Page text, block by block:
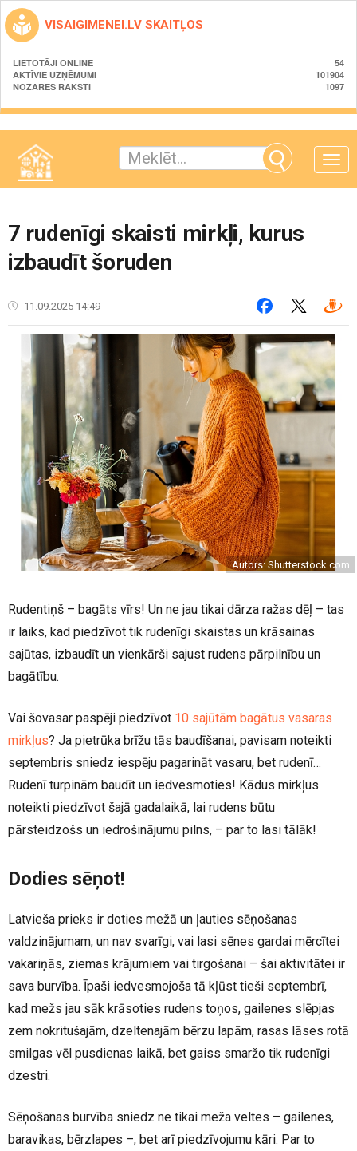
VISAIGIMENEI.LV SKAITĻOS
LIETOTĀJI ONLINE
54
AKTĪVIE UZŅĒMUMI
101904
NOZARES RAKSTI
1097
Toggle
7 rudenīgi skaisti mirkļi, kurus
izbaudīt šoruden
11.09.2025 14:49
Autors: Shutterstock.com
Rudentiņš – bagāts vīrs! Un ne jau tikai dārza ražas dēļ – tas
ir laiks, kad piedzīvot tik rudenīgi skaistas un krāsainas
sajūtas, izbaudīt un vienkārši sajust rudens pārpilnību un
bagātību.
Vai šovasar paspēji piedzīvot 10 sajūtām bagātus vasaras
mirkļus? Ja pietrūka brīžu tās baudīšanai, pavisam noteikti
septembris sniedz iespēju pagarināt vasaru, bet rudenī…
Rudenī turpinām baudīt un iedvesmoties! Kādus mirkļus
noteikti piedzīvot šajā gadalaikā, lai rudens būtu
pārsteidzošs un iedrošinājumu pilns, – par to lasi tālāk!
Dodies sēņot!
Latvieša prieks ir doties mežā un ļauties sēņošanas
valdzinājumam, un nav svarīgi, vai lasi sēnes gardai mērcītei
vakariņās, ziemas krājumiem vai tirgošanai – šai aktivitātei ir
sava burvība. Īpaši iedvesmojoša tā kļūst tieši septembrī,
kad mežs jau sāk krāsoties rudens toņos, gailenes slēpjas
zem nokritušajām, dzeltenajām bērzu lapām, rasas lāses rotā
smilgas vēl pusdienas laikā, bet gaiss smaržo tik rudenīgi
dzestri.
Sēņošanas burvība sniedz ne tikai meža veltes – gailenes,
baravikas, bērzlapes –, bet arī piedzīvojumu kāri. Par to